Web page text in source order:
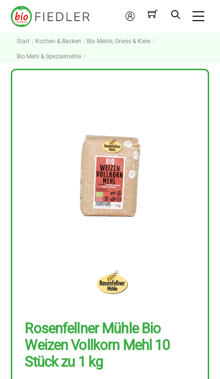
Skip
Mein
Konto
Start Kochen & Backen Bio Mehle, Griess & Kleie
Bio Mehl & Spezialmehle
Rosenfellner Mühle Bio
Weizen Vollkorn Mehl 10
Stück zu 1 kg